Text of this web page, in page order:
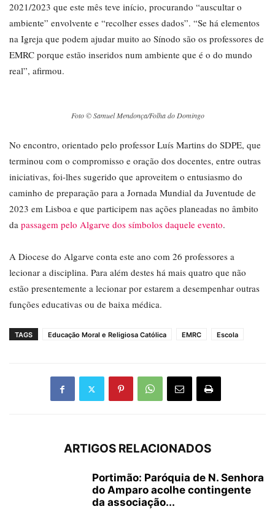
2021/2023 que este mês teve início, procurando “auscultar o
ambiente” envolvente e “recolher esses dados”. “Se há elementos
na Igreja que podem ajudar muito ao Sínodo são os professores de
EMRC porque estão inseridos num ambiente que é o do mundo
real”, afirmou.
Foto © Samuel Mendonça/Folha do Domingo
No encontro, orientado pelo professor Luís Martins do SDPE, que
terminou com o compromisso e oração dos docentes, entre outras
iniciativas, foi-lhes sugerido que aproveitem o entusiasmo do
caminho de preparação para a Jornada Mundial da Juventude de
2023 em Lisboa e que participem nas ações planeadas no âmbito
da passagem pelo Algarve dos símbolos daquele evento.
A Diocese do Algarve conta este ano com 26 professores a
lecionar a disciplina. Para além destes há mais quatro que não
estão presentemente a lecionar por estarem a desempenhar outras
funções educativas ou de baixa médica.
TAGS Educação Moral e Religiosa Católica EMRC Escola
ARTIGOS RELACIONADOS
Portimão: Paróquia de N. Senhora
do Amparo acolhe contingente
da associação...